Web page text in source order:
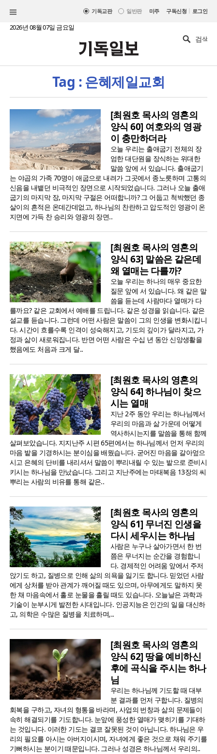
기독교판 일반판 미주 구독신청 | 로그인
2026년 08월 07일 금요일
Tag : 은혜제일교회
[최원호 목사의 영혼의
양식 60] 여호와의 영광
이 충만하더라
오늘 우리는 출애굽기 전체의 장
엄한 대단원을 장식하는 위대한
말씀 앞에 서 있습니다. 출애굽기
는 야곱의 가족 70명이 애굽으로 내려가 그곳에서 종노릇하며 고통의
신음을 내뱉던 비극적인 장면으로 시작되었습니다. 그러나 오늘 출애
굽기의 마지막 장, 마지막 구절은 어떠합니까? 그 어둡고 척박했던 종
살이의 흔적은 온데간데없고, 하나님의 찬란하고 압도적인 영광이 온
지면에 가득 찬 승리와 영광의 장면..
[최원호 목사의 영혼의
양식 63] 말씀은 같은데
왜 열매는 다를까?
오늘 우리는 하나의 매우 중요한
질문 앞에 서 있습니다. 왜 같은 말
씀을 듣는데 사람마다 열매가 다
를까요? 같은 교회에서 예배를 드립니다. 같은 성경을 읽습니다. 같은
설교를 듣습니다. 그런데 어떤 사람은 말씀이 그의 인생을 변화시킵니
다. 시간이 흐를수록 인격이 성숙해지고, 기도의 깊이가 달라지고, 가
정과 삶이 새로워집니다. 반면 어떤 사람은 수십 년 동안 신앙생활을
했음에도 처음과 크게 달..
[최원호 목사의 영혼의
양식 64] 하나님이 찾으
시는 열매
지난 2주 동안 우리는 하나님께서
우리의 마음과 삶 가운데 어떻게
역사하시는지를 말씀을 통해 함께
살펴보았습니다. 지지난주 시편 65편에서는 하나님께서 먼저 우리의
마음 밭을 기경하시는 분이심을 배웠습니다. 굳어진 마음을 갈아엎으
시고 은혜의 단비를 내리셔서 말씀이 뿌리내릴 수 있는 밭으로 준비시
키시는 하나님을 만났습니다. 그리고 지난주에는 마태복음 13장의 씨
뿌리는 사람의 비유를 통해 같은..
[최원호 목사의 영혼의
양식 61] 무너진 인생을
다시 세우시는 하나님
사람은 누구나 살아가면서 한 번
쯤은 무너지는 순간을 경험합니
다. 경제적인 어려움 앞에서 주저
앉기도 하고, 질병으로 인해 삶의 의욕을 잃기도 합니다. 믿었던 사람
에게 상처를 받아 관계가 깨어질 때도 있으며, 아무에게도 말하지 못
한 채 마음속에서 홀로 눈물을 흘릴 때도 있습니다. 오늘날은 과학과
기술이 눈부시게 발전한 시대입니다. 인공지능은 인간의 일을 대신하
고, 의학은 수많은 질병을 치료하며,..
[최원호 목사의 영혼의
양식 62] 땅을 예비하신
후에 곡식을 주시는 하나
님
우리는 하나님께 기도할 때 대부
분 결과를 먼저 구합니다. 질병의
회복을 구하고, 자녀의 형통을 바라며, 사업의 번창과 삶의 문제들이
속히 해결되기를 기도합니다. 눈앞에 풍성한 열매가 맺히기를 기대하
는 것입니다. 이러한 기도는 결코 잘못된 것이 아닙니다. 하나님은 우
리의 필요를 아시는 아버지이시며, 자녀에게 좋은 것으로 채워 주기를
기뻐하시는 분이기 때문입니다. 그러나 성경은 하나님께서 우리의..